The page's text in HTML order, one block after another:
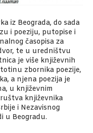
iz Beograda, do sada
i poeziju, putopise i
časopisa za
te u uredništvu
je više književnih
zbornika poezije,
a njena poezija je
u književnim
književnika
i Nezavisnog
u Beogradu.